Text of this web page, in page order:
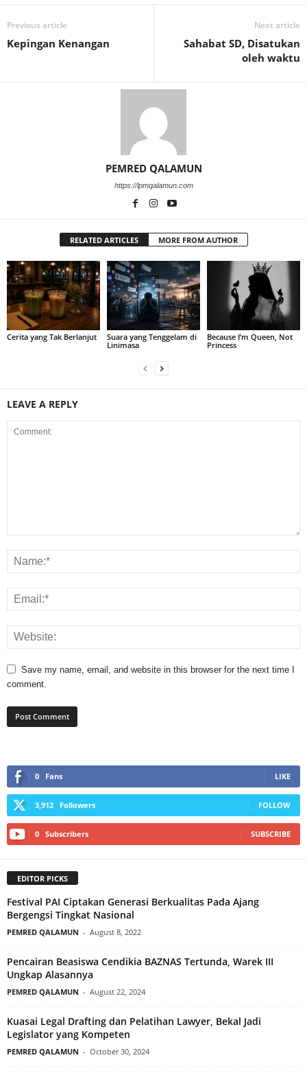
Previous article
Kepingan Kenangan
Next article
Sahabat SD, Disatukan
oleh waktu
PEMRED QALAMUN
https://lpmqalamun.com
RELATED ARTICLES MORE FROM AUTHOR
Cerita yang Tak Berlanjut
Suara yang Tenggelam di
Linimasa
Because I’m Queen, Not
Princess
LEAVE A REPLY
Save my name, email, and website in this browser for the next time I
comment.
0 Fans LIKE
3,912 Followers FOLLOW
0 Subscribers SUBSCRIBE
EDITOR PICKS
Festival PAI Ciptakan Generasi Berkualitas Pada Ajang
Bergengsi Tingkat Nasional
PEMRED QALAMUN - August 8, 2022
Pencairan Beasiswa Cendikia BAZNAS Tertunda, Warek III
Ungkap Alasannya
PEMRED QALAMUN - August 22, 2024
Kuasai Legal Drafting dan Pelatihan Lawyer, Bekal Jadi
Legislator yang Kompeten
PEMRED QALAMUN - October 30, 2024